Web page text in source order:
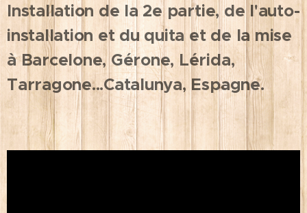
Installation de la 2e partie, de l'auto-
installation et du quita et de la mise
à Barcelone, Gérone, Lérida,
Tarragone...Catalunya, Espagne.